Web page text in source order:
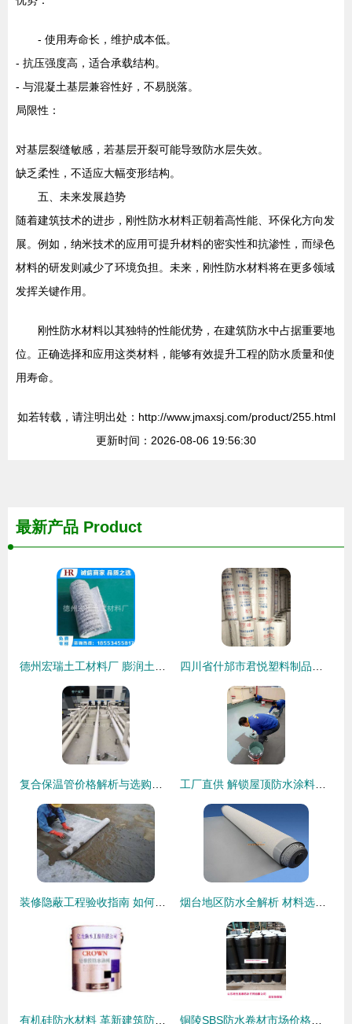
- 使用寿命长，维护成本低。
- 抗压强度高，适合承载结构。
- 与混凝土基层兼容性好，不易脱落。
局限性：
对基层裂缝敏感，若基层开裂可能导致防水层失效。
缺乏柔性，不适应大幅变形结构。
五、未来发展趋势
随着建筑技术的进步，刚性防水材料正朝着高性能、环保化方向发
展。例如，纳米技术的应用可提升材料的密实性和抗渗性，而绿色
材料的研发则减少了环境负担。未来，刚性防水材料将在更多领域
发挥关键作用。
刚性防水材料以其独特的性能优势，在建筑防水中占据重要地
位。正确选择和应用这类材料，能够有效提升工程的防水质量和使
用寿命。
如若转载，请注明出处：http://www.jmaxsj.com/product/255.html
更新时间：2026-08-06 19:56:30
最新产品 Product